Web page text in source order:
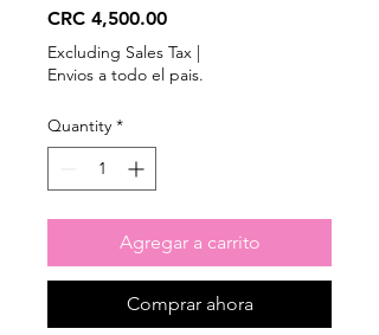
CRC 4,500.00Price
Excluding Sales Tax |
Envios a todo el pais.
Quantity *
Agregar a carrito
Comprar ahora